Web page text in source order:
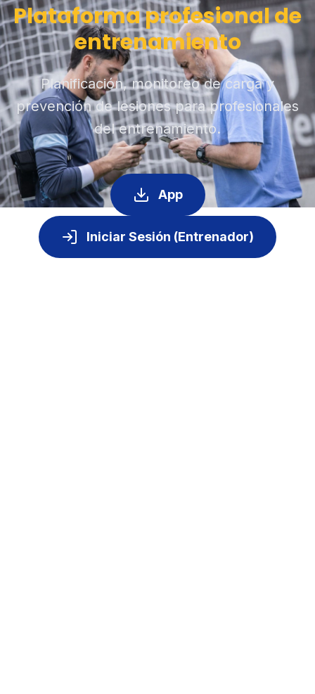
Plataforma profesional de
entrenamiento
Planificación, monitoreo de carga y
prevención de lesiones para profesionales
del entrenamiento.
App
Iniciar Sesión (Entrenador)